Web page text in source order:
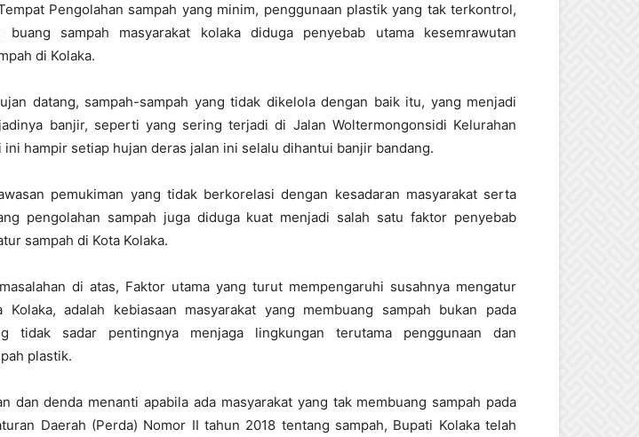
Pengolahan sampah yang minim, penggunaan plastik yang tak terkontrol,
buang sampah masyarakat kolaka diduga penyebab utama kesemrawutan
di Kolaka.
datang, sampah-sampah yang tidak dikelola dengan baik itu, yang menjadi
banjir, seperti yang sering terjadi di Jalan Woltermongonsidi Kelurahan
ini hampir setiap hujan deras jalan ini selalu dihantui banjir bandang.
pemukiman yang tidak berkorelasi dengan kesadaran masyarakat serta
pengolahan sampah juga diduga kuat menjadi salah satu faktor penyebab
sampah di Kota Kolaka.
di atas, Faktor utama yang turut mempengaruhi susahnya mengatur
Kolaka, adalah kebiasaan masyarakat yang membuang sampah bukan pada
tidak sadar pentingnya menjaga lingkungan terutama penggunaan dan
plastik.
dan denda menanti apabila ada masyarakat yang tak membuang sampah pada
Daerah (Perda) Nomor II tahun 2018 tentang sampah, Bupati Kolaka telah